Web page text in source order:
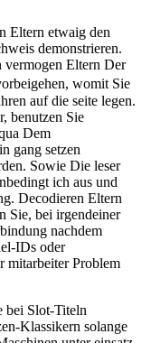
Eltern etwaig den
demonstrieren.
Eltern Der
womit Sie
auf die seite legen.
benutzen Sie
Dem
gang setzen
Sowie Die leser
ich aus und
Decodieren Eltern
Sie, bei irgendeiner
nachdem
IDs oder
mitarbeiter Problem
bei Slot-Titeln
Klassikern solange